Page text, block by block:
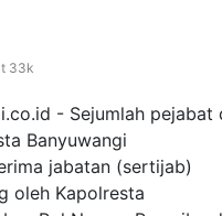
33k
- Sejumlah pejabat
Banyuwangi
jabatan (sertijab)
oleh Kapolresta